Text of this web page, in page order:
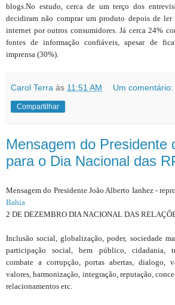
blogs.No estudo, cerca de um terço dos
decidiram não comprar um produto depois de ler
internet por outros consumidores. Já cerca 24%
fontes de informação confiáveis, apesar de
imprensa (30%).
Carol Terra às 11:51 AM Um comentário:
Compartilhar
Mensagem do Presidente
para o Dia Nacional das
Mensagem do Presidente João Alberto Ianhez -
Bahia
2 DE DEZEMBRO DIA NACIONAL DAS
Inclusão social, globalização, poder, sociedade
participação social, bem público, cidadania,
combate a corrupção, portas abertas, dialogo,
valores, harmonização, integração, reputação,
relacionamentos etc.